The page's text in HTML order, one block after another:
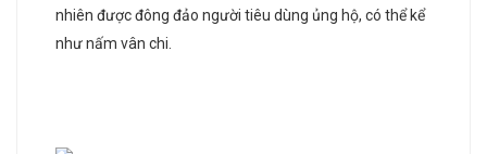
nhiên được đông đảo người tiêu dùng ủng hộ, có thể kể
như nấm vân chi.